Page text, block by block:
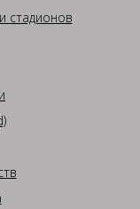
стадионов